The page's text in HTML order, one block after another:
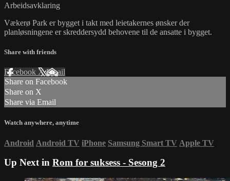
Arbeidsavklaring
Vækerø Park er bygget i takt med leietakernes ønsker der
planløsningene er skreddersydd behovene til de ansatte i bygget.
Share with friends
Facebook XEmail
Share on Facebook
Share on X
Share via Email
Watch anywhere, anytime
Android Android TV iPhone Samsung Smart TV Apple TV
Up Next in Rom for suksess - Sesong 2